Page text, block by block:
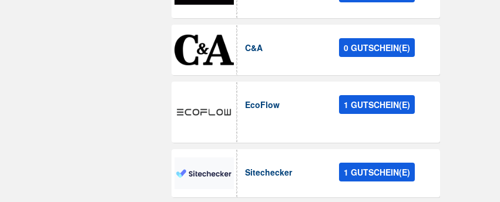
C&A 0 GUTSCHEIN(E)
EcoFlow 1 GUTSCHEIN(E)
Sitechecker 1 GUTSCHEIN(E)